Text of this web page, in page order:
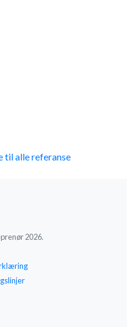
til alle referanse
2026.